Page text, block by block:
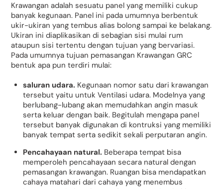
Krawangan adalah sesuatu panel yang memiliki cukup
banyak kegunaan. Panel ini pada umumnya berbentuk
ukir-ukiran yang tembus alias bolong sampai ke belakang.
Ukiran ini diaplikasikan di sebagian sisi mulai rum
ataupun sisi tertentu dengan tujuan yang bervariasi.
Pada umumnya tujuan pemasangan Krawangan GRC
bentuk apa pun terdiri mulai:
saluran udara. Kegunaan nomor satu dari krawangan
tersebut yaitu untuk Ventilasi udara. Modelnya yang
berlubang-lubang akan memudahkan angin masuk
serta keluar dengan baik. Begitulah mengapa panel
tersebut banyak digunakan di kontruksi yang memiliki
banyak tempat serta sedikit sekali perputaran angin.
Pencahayaan natural. Beberapa tempat bisa
memperoleh pencahayaan secara natural dengan
pemasangan krawangan. Ruangan bisa mendapatkan
cahaya matahari dari cahaya yang menembus